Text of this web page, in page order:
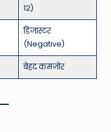
12)
डिजास्टर
(Negative)
बेहद कमजोर